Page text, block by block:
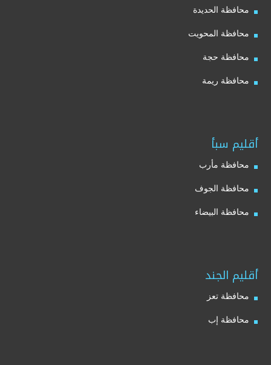
محافظة الحديدة
محافظة المحويت
محافظة حجة
محافظة ريمة
أقليم سبأ
محافظة مأرب
محافظة الجوف
محافظة البيضاء
أقليم الجند
محافظة تعز
محافظة إب